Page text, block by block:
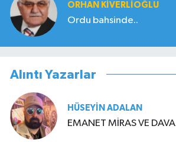
ORHAN KIVERLIOĞLU
Ordu bahsinde..
Alıntı Yazarlar
HÜSEYIN ADALAN
EMANET MİRAS VE DAVA